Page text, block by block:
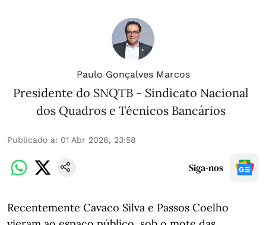
Paulo Gonçalves Marcos
Presidente do SNQTB - Sindicato Nacional
dos Quadros e Técnicos Bancários
Publicado a: 01 Abr 2026, 23:58
Siga-nos
Recentemente Cavaco Silva e Passos Coelho